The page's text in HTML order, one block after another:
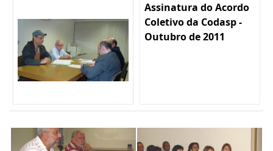
Assinatura do Acordo
Coletivo da Codasp -
Outubro de 2011